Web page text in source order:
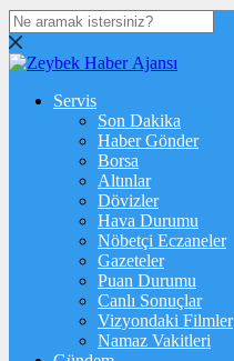
Servis
Son Dakika
Haber Gönder
Borsa
Altınlar
Dövizler
Hava Durumu
Nöbetçi Eczaneler
Gazeteler
Puan Durumu
Canlı Sonuçlar
Vizyondaki Filmler
Namaz Vakitleri